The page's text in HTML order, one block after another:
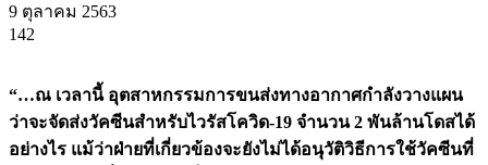
9 ตุลาคม 2563
142
“…ณ เวลานี้ อุตสาหกรรมการขนส่งทางอากาศกำลังวางแผน
ว่าจะจัดส่งวัคซีนสำหรับไวรัสโควิด-19 จำนวน 2 พันล้านโดสได้
อย่างไร แม้ว่าฝ่ายที่เกี่ยวข้องจะยังไม่ได้อนุวัติวิธีการใช้วัคซีนที่